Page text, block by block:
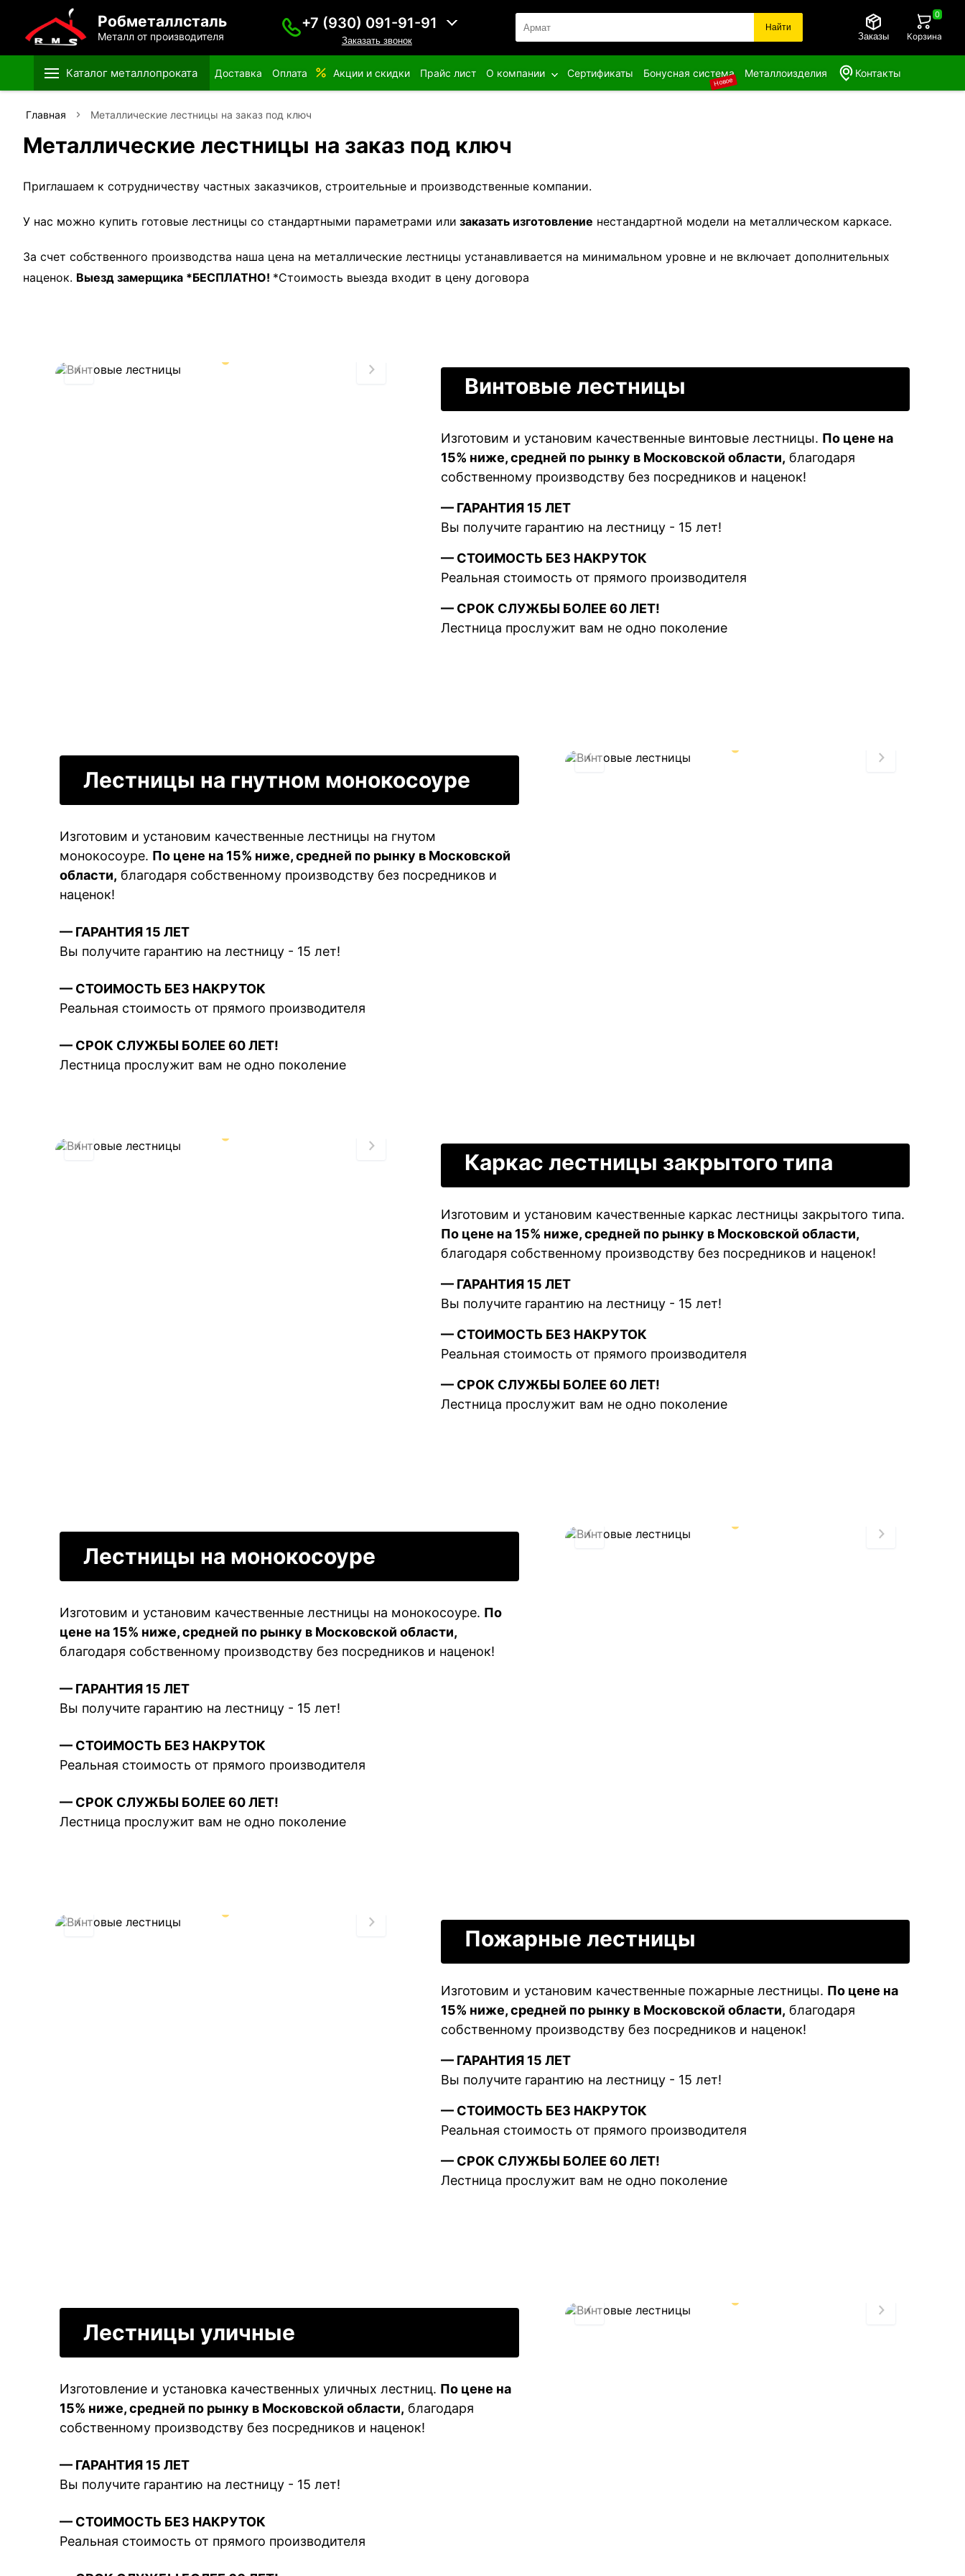
Робметаллсталь
Металл от производителя
+7 (930) 091-91-91
Заказать звонок
Найти
Заказы Корзина
0
Каталог металлопроката Доставка Оплата Акции и скидки Прайс лист О компании Сертификаты Бонусная система
Новое
Металлоизделия Контакты
Главная Металлические лестницы на заказ под ключ
Металлические лестницы на заказ под ключ
Приглашаем к сотрудничеству частных заказчиков, строительные и производственные компании.
У нас можно купить готовые лестницы со стандартными параметрами или заказать изготовление нестандартной модели на металлическом каркасе.
За счет собственного производства наша цена на металлические лестницы устанавливается на минимальном уровне и не включает дополнительных
наценок. Выезд замерщика *БЕСПЛАТНО! *Стоимость выезда входит в цену договора
Винтовые лестницы
Изготовим и установим качественные винтовые лестницы. По цене на
15% ниже, средней по рынку в Московской области, благодаря
собственному производству без посредников и наценок!
— ГАРАНТИЯ 15 ЛЕТ
Вы получите гарантию на лестницу - 15 лет!
— СТОИМОСТЬ БЕЗ НАКРУТОК
Реальная стоимость от прямого производителя
— СРОК СЛУЖБЫ БОЛЕЕ 60 ЛЕТ!
Лестница прослужит вам не одно поколение
Лестницы на гнутном монокосоуре
Изготовим и установим качественные лестницы на гнутом
монокосоуре. По цене на 15% ниже, средней по рынку в Московской
области, благодаря собственному производству без посредников и
наценок!
— ГАРАНТИЯ 15 ЛЕТ
Вы получите гарантию на лестницу - 15 лет!
— СТОИМОСТЬ БЕЗ НАКРУТОК
Реальная стоимость от прямого производителя
— СРОК СЛУЖБЫ БОЛЕЕ 60 ЛЕТ!
Лестница прослужит вам не одно поколение
Каркас лестницы закрытого типа
Изготовим и установим качественные каркас лестницы закрытого типа.
По цене на 15% ниже, средней по рынку в Московской области,
благодаря собственному производству без посредников и наценок!
— ГАРАНТИЯ 15 ЛЕТ
Вы получите гарантию на лестницу - 15 лет!
— СТОИМОСТЬ БЕЗ НАКРУТОК
Реальная стоимость от прямого производителя
— СРОК СЛУЖБЫ БОЛЕЕ 60 ЛЕТ!
Лестница прослужит вам не одно поколение
Лестницы на монокосоуре
Изготовим и установим качественные лестницы на монокосоуре. По
цене на 15% ниже, средней по рынку в Московской области,
благодаря собственному производству без посредников и наценок!
— ГАРАНТИЯ 15 ЛЕТ
Вы получите гарантию на лестницу - 15 лет!
— СТОИМОСТЬ БЕЗ НАКРУТОК
Реальная стоимость от прямого производителя
— СРОК СЛУЖБЫ БОЛЕЕ 60 ЛЕТ!
Лестница прослужит вам не одно поколение
Пожарные лестницы
Изготовим и установим качественные пожарные лестницы. По цене на
15% ниже, средней по рынку в Московской области, благодаря
собственному производству без посредников и наценок!
— ГАРАНТИЯ 15 ЛЕТ
Вы получите гарантию на лестницу - 15 лет!
— СТОИМОСТЬ БЕЗ НАКРУТОК
Реальная стоимость от прямого производителя
— СРОК СЛУЖБЫ БОЛЕЕ 60 ЛЕТ!
Лестница прослужит вам не одно поколение
Лестницы уличные
Изготовление и установка качественных уличных лестниц. По цене на
15% ниже, средней по рынку в Московской области, благодаря
собственному производству без посредников и наценок!
— ГАРАНТИЯ 15 ЛЕТ
Вы получите гарантию на лестницу - 15 лет!
— СТОИМОСТЬ БЕЗ НАКРУТОК
Реальная стоимость от прямого производителя